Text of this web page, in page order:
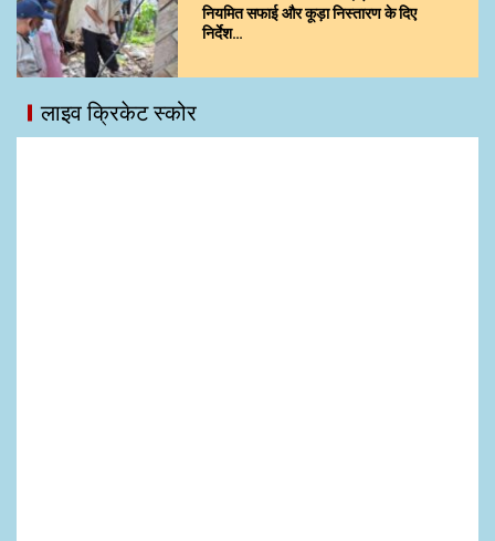
नियमित सफाई और कूड़ा निस्तारण के दिए
निर्देश…
लाइव क्रिकेट स्कोर